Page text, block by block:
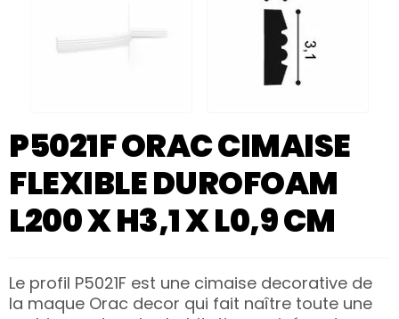
P5021F ORAC CIMAISE
FLEXIBLE DUROFOAM
L200 X H3,1 X L0,9 CM
Le profil P5021F est une cimaise decorative de
la maque Orac decor qui fait naître toute une